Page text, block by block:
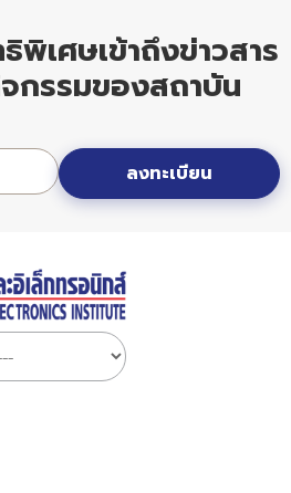
พิเศษเข้าถึงข่าวสาร
กรรมของสถาบัน
ลงทะเบียน